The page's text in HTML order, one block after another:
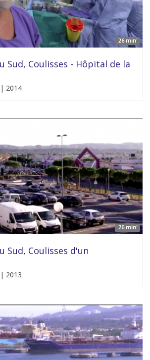
26 min'
Sud, Coulisses - Hôpital de la
2014
26 min'
Sud, Coulisses d'un
2013